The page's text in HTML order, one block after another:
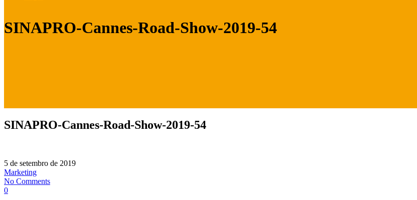
SINAPRO-Cannes-Road-Show-2019-54
SINAPRO-Cannes-Road-Show-2019-54
5 de setembro de 2019
Marketing
No Comments
0